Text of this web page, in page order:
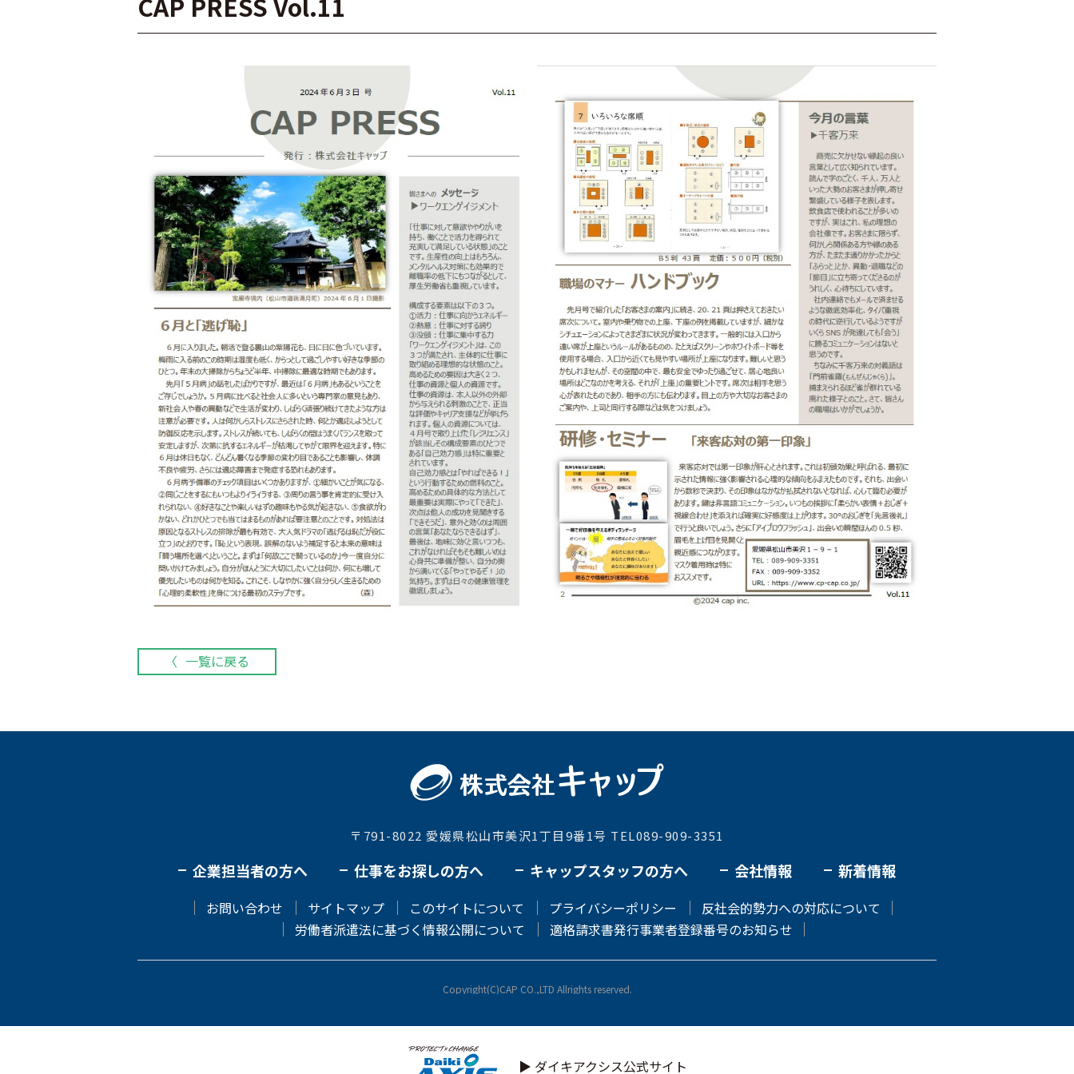
一覧に戻る
〒791-8022 愛媛県松山市美沢1丁目9番1号 TEL089-909-3351
企業担当者の方へ 仕事をお探しの方へ キャップスタッフの方へ 会社情報 新着情報
お問い合わせ サイトマップ このサイトについて プライバシーポリシー
反社会的勢力への対応について
労働者派遣法に基づく情報公開について
適格請求書発行事業者登録番号のお知らせ
Copyright(C)CAP CO.,LTD Allrights reserved.
▶ ダイキアクシス公式サイト